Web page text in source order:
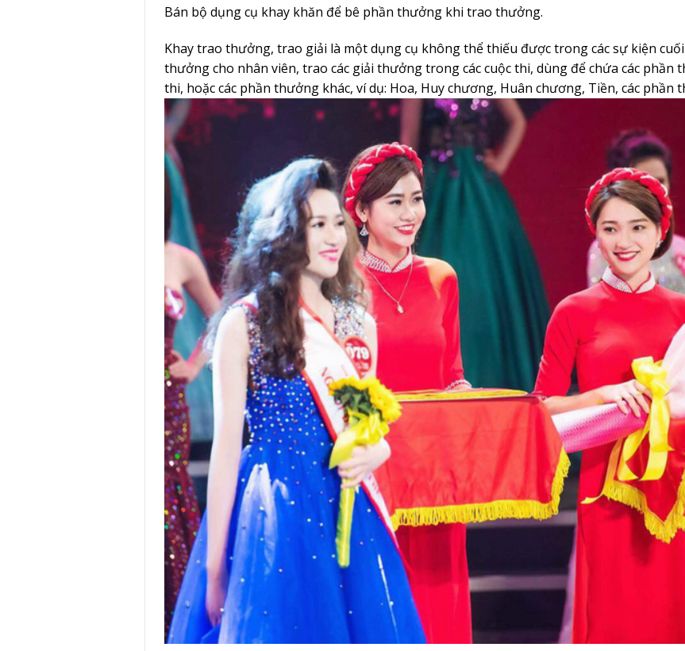
Bán bộ dụng cụ khay khăn để bê phần thưởng khi trao thưởng.
Khay trao thưởng, trao giải là một dụng cụ không thể thiếu được trong các sự kiện
thưởng cho nhân viên, trao các giải thưởng trong các cuộc thi, dùng để chứa các phần
thi, hoặc các phần thưởng khác, ví dụ: Hoa, Huy chương, Huân chương, Tiền, các phần